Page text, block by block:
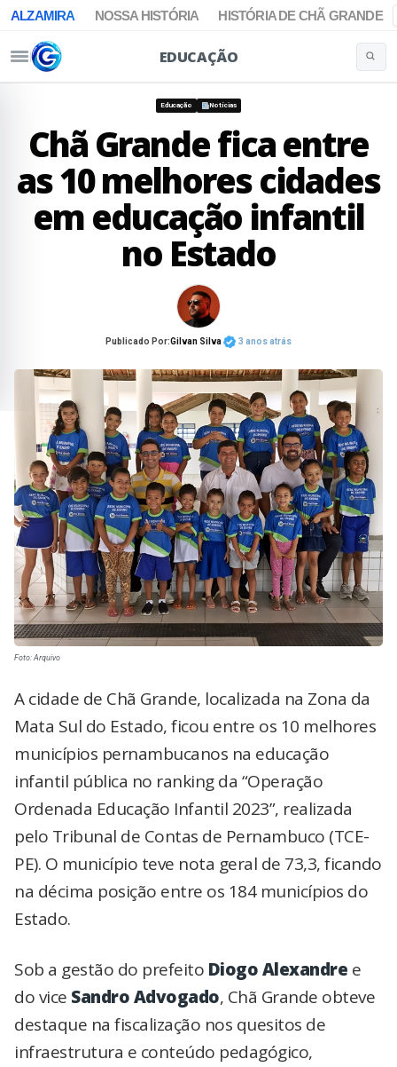
ALZAMIRA NOSSA HISTÓRIA HISTÓRIA DE CHÃ GRANDE
EDUCAÇÃO
Educação Notícias
Chã Grande fica entre
as 10 melhores cidades
em educação infantil
no Estado
Publicado Por:Gilvan Silva 3 anos atrás
Foto: Arquivo
A cidade de Chã Grande, localizada na Zona da
Mata Sul do Estado, ficou entre os 10 melhores
municípios pernambucanos na educação
infantil pública no ranking da “Operação
Ordenada Educação Infantil 2023”, realizada
pelo Tribunal de Contas de Pernambuco (TCE-
PE). O município teve nota geral de 73,3, ficando
na décima posição entre os 184 municípios do
Estado.
Sob a gestão do prefeito Diogo Alexandre e
do vice Sandro Advogado, Chã Grande obteve
destaque na fiscalização nos quesitos de
infraestrutura e conteúdo pedagógico,